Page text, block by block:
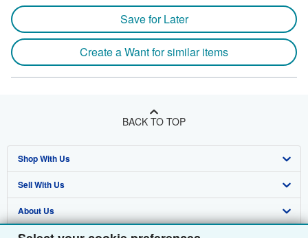
Save for Later
Create a Want for similar items
BACK TO TOP
Shop With Us
Advanced Search
Browse Collections
Sell With Us
Start Selling
About Us